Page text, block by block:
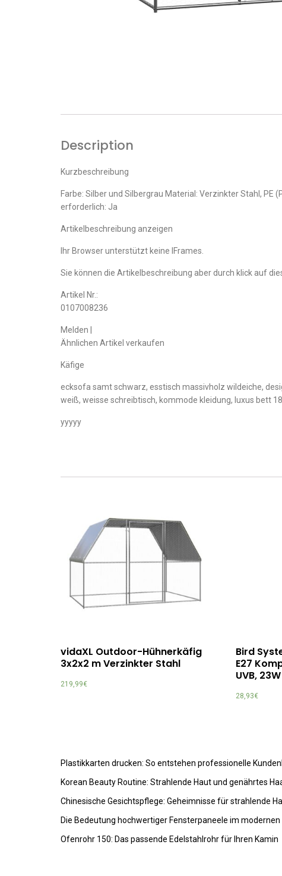
Description
Kurzbeschreibung
Farbe: Silber und Silbergrau Material: Verzinkter Stahl, PE
erforderlich: Ja
Artikelbeschreibung anzeigen
Ihr Browser unterstützt keine IFrames.
Sie können die Artikelbeschreibung aber durch klick auf
Artikel Nr.:
0107008236
Melden |
Ähnlichen Artikel verkaufen
Käfige
ecksofa samt schwarz, esstisch massivholz wildeiche,
weiß, weisse schreibtisch, kommode kleidung, luxus bett
yyyyy
vidaXL Outdoor-Hühnerkäfig
3x2x2 m Verzinkter Stahl
219,99€
Bird
E27
UVB, 23W
28,93€
Plastikkarten drucken: So entstehen professionelle
Korean Beauty Routine: Strahlende Haut und genährtes
Chinesische Gesichtspflege: Geheimnisse für strahlende
Die Bedeutung hochwertiger Fensterpaneele im modernen
Ofenrohr 150: Das passende Edelstahlrohr für Ihren Kamin